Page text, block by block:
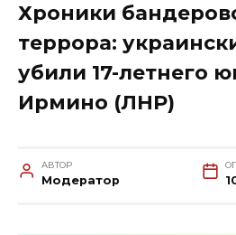
Хроники
террора:
убили 17-летнего
Ирмино (ЛНР)
АВТОР
Модератор